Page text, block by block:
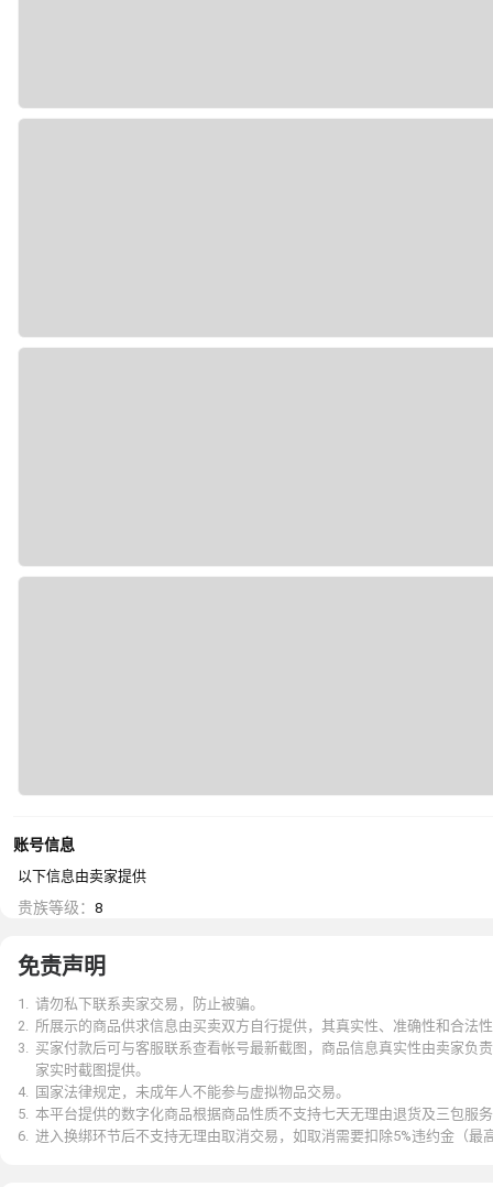
账号信息
以下信息由卖家提供
贵族等级： 8
免责声明
1 . 请勿私下联系卖家交易，防止被骗。
2. 所展示的商品供求信息由买卖双方自行提供，其真实性、准确性和合法
3. 买家付款后可与客服联系查看帐号最新截图，商品信息真实性由卖家负
家实时截图提供。
4. 国家法律规定，未成年人不能参与虚拟物品交易。
5. 本平台提供的数字化商品根据商品性质不支持七天无理由退货及三包服
6. 进入换绑环节后不支持无理由取消交易，如取消需要扣除5%违约金（最